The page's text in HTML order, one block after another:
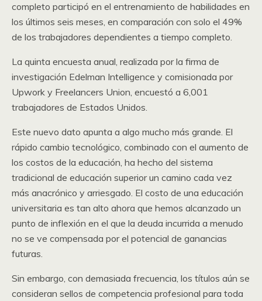
completo participó en el entrenamiento de habilidades en
los últimos seis meses, en comparación con solo el 49%
de los trabajadores dependientes a tiempo completo.
La quinta encuesta anual, realizada por la firma de
investigación Edelman Intelligence y comisionada por
Upwork y Freelancers Union, encuestó a 6,001
trabajadores de Estados Unidos.
Este nuevo dato apunta a algo mucho más grande. El
rápido cambio tecnológico, combinado con el aumento de
los costos de la educación, ha hecho del sistema
tradicional de educación superior un camino cada vez
más anacrónico y arriesgado. El costo de una educación
universitaria es tan alto ahora que hemos alcanzado un
punto de inflexión en el que la deuda incurrida a menudo
no se ve compensada por el potencial de ganancias
futuras.
Sin embargo, con demasiada frecuencia, los títulos aún se
consideran sellos de competencia profesional para toda